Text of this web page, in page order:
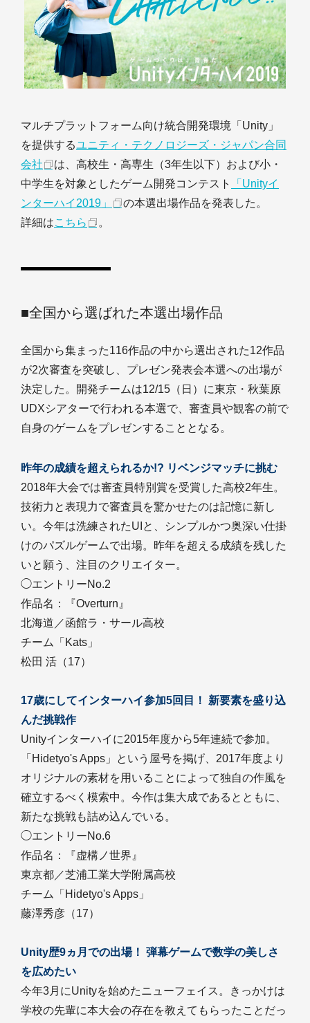
マルチプラットフォーム向け統合開発環境「Unity」
を提供するユニティ・テクノロジーズ・ジャパン合同
会社
は、高校生・高専生（3年生以下）および小・
中学生を対象としたゲーム開発コンテスト
「Unityイ
ンターハイ2019」
の本選出場作品を発表した。
詳細はこちら 。
■全国から選ばれた本選出場作品
全国から集まった116作品の中から選出された12作品
が2次審査を突破し、プレゼン発表会本選への出場が
決定した。開発チームは12/15（日）に東京・秋葉原
UDXシアターで行われる本選で、審査員や観客の前で
自身のゲームをプレゼンすることとなる。
昨年の成績を超えられるか!? リベンジマッチに挑む
2018年大会では審査員特別賞を受賞した高校2年生。
技術力と表現力で審査員を驚かせたのは記憶に新し
い。今年は洗練されたUIと、シンプルかつ奥深い仕掛
けのパズルゲームで出場。昨年を超える成績を残した
いと願う、注目のクリエイター。
◯エントリーNo.2
作品名：『Overturn』
北海道／函館ラ・サール高校
チーム「Kats」
松田 活（17）
17歳にしてインターハイ参加5回目！ 新要素を盛り込
んだ挑戦作
Unityインターハイに2015年度から5年連続で参加。
「Hidetyo's Apps」という屋号を掲げ、2017年度より
オリジナルの素材を用いることによって独自の作風を
確立するべく模索中。今作は集大成であるとともに、
新たな挑戦も詰め込んでいる。
◯エントリーNo.6
作品名：『虚構ノ世界』
東京都／芝浦工業大学附属高校
チーム「Hidetyo's Apps」
藤澤秀彦（17）
Unity歴9ヵ月での出場！ 弾幕ゲームで数学の美しさ
を広めたい
今年3月にUnityを始めたニューフェイス。きっかけは
学校の先輩に本大会の存在を教えてもらったことだっ